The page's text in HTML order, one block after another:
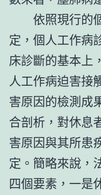
依照現行的
定，個人工作病
床診斷的基本上
人工作病迫害接
害原因的檢測成
合剖析，對休息
害原因與其所患
定。簡略來說，
四個要素，一是